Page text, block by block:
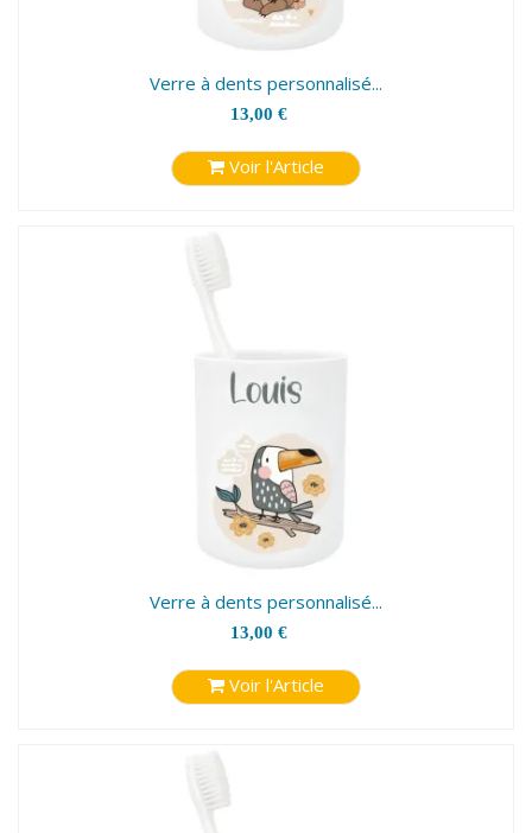
Verre à dents personnalisé...
13,00 €
Voir l'Article
Verre à dents personnalisé...
13,00 €
Voir l'Article